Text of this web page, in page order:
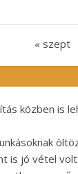
« szept
közben is
is jó vétel